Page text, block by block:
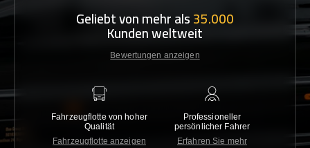
Geliebt von mehr als35.000
Kunden weltweit
Bewertungen anzeigen
Fahrzeugflotte von hoher
Qualität
Fahrzeugflotte anzeigen
Professioneller
persönlicher Fahrer
Erfahren Sie mehr